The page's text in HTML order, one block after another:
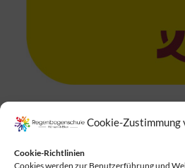
Cookie-Zustimmung
Cookie-Richtlinien
Cookies werden zur Benutzerführung und